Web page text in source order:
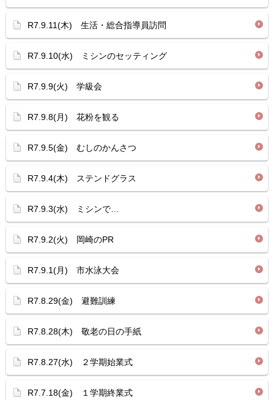
R7.9.11(木) 生活・総合指導員訪問
R7.9.10(水) ミシンのセッティング
R7.9.9(火) 学級会
R7.9.8(月) 花粉を観る
R7.9.5(金) むしのかんさつ
R7.9.4(木) ステンドグラス
R7.9.3(水) ミシンで…
R7.9.2(火) 岡崎のPR
R7.9.1(月) 市水泳大会
R7.8.29(金) 避難訓練
R7.8.28(木) 敬老の日の手紙
R7.8.27(水) ２学期始業式
R7.7.18(金) １学期終業式